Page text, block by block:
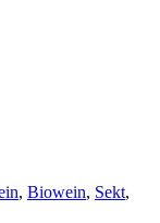
, Biowein, Sekt,